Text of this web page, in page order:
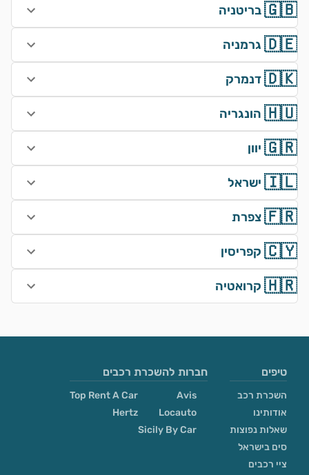
🇬🇧בריטניה
🇩🇪גרמניה
🇩🇰דנמרק
🇭🇺הונגריה
🇬🇷יוון
🇮🇱ישראל
🇫🇷צפרת
🇨🇾קפריסין
🇭🇷קרואטיה
טיפים
השכרת רכב
אודותינו
שאלות נפוצות
סים בישראל
ציי רכבים
חברות להשכרת רכבים
Avis
Locauto
Sicily By Car
Top Rent A Car
Hertz